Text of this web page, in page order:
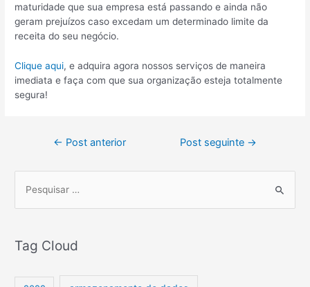
maturidade que sua empresa está passando e ainda não
geram prejuízos caso excedam um determinado limite da
receita do seu negócio.
Clique aqui, e adquira agora nossos serviços de maneira
imediata e faça com que sua organização esteja totalmente
segura!
← Post anterior Post seguinte →
e
q
Tag Cloud